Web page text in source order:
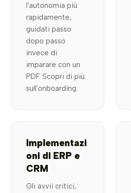
l'autonomia più
rapidamente,
guidati passo
dopo passo
invece di
imparare con un
PDF. Scopri di più
sull'onboarding.
Implementazi
oni di ERP e
CRM
Gli avvii critici,